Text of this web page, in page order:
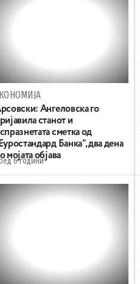
Ангеловска го
станот и
сметка од
Банка”, два дена
мојата објава
6 години